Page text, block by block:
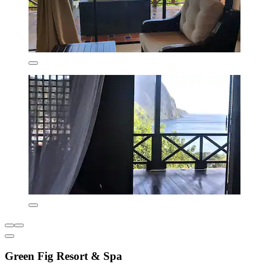
Green Fig Resort & Spa